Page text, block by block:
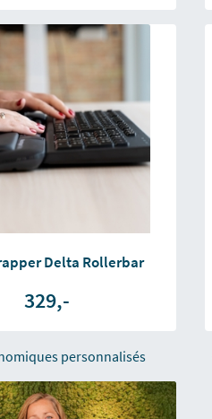
Delta Rollerbar
329,-
personnalisés